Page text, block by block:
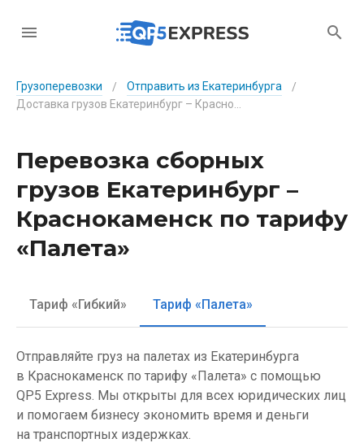
Грузоперевозки / Отправить из Екатеринбурга
/
Перевозка сборных
грузов Екатеринбург –
Краснокаменск по тарифу
«Палета»
Тариф «Гибкий» Тариф «Палета»
Отправляйте груз на палетах из Екатеринбурга
в Краснокаменск по тарифу «Палета» с помощью
QP5 Express. Мы открыты для всех юридических лиц
и помогаем бизнесу экономить время и деньги
на транспортных издержках.